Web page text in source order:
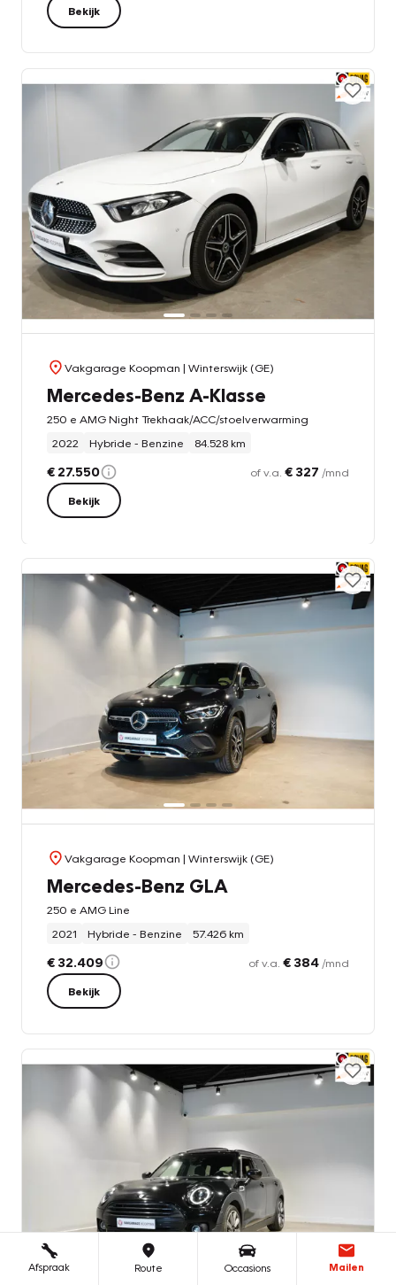
Bekijk
Vakgarage Koopman | Winterswijk (GE)
Mercedes-Benz A-Klasse
250 e AMG Night Trekhaak/ACC/stoelverwarming
2022
Hybride - Benzine 84.528 km
€ 27.550 of v.a. € 327 /mnd
Bekijk
Vakgarage Koopman | Winterswijk (GE)
Mercedes-Benz GLA
250 e AMG Line
2021
Hybride - Benzine 57.426 km
€ 32.409 of v.a. € 384 /mnd
Bekijk
Afspraak Route Occasions Mailen